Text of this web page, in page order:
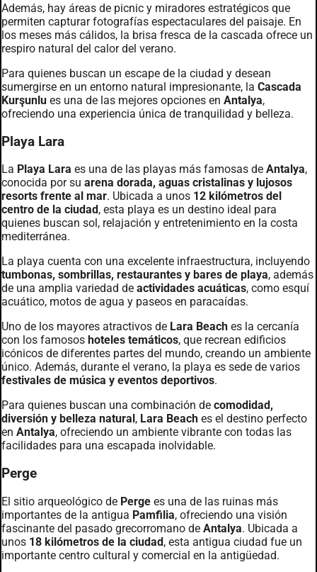
Además, hay áreas de picnic y miradores estratégicos que
permiten capturar fotografías espectaculares del paisaje. En
los meses más cálidos, la brisa fresca de la cascada ofrece un
respiro natural del calor del verano.
Para quienes buscan un escape de la ciudad y desean
sumergirse en un entorno natural impresionante, la Cascada
Kurşunlu es una de las mejores opciones en Antalya,
ofreciendo una experiencia única de tranquilidad y belleza.
Playa Lara
La Playa Lara es una de las playas más famosas de Antalya,
conocida por su arena dorada, aguas cristalinas y lujosos
resorts frente al mar. Ubicada a unos 12 kilómetros del
centro de la ciudad , esta playa es un destino ideal para
quienes buscan sol, relajación y entretenimiento en la costa
mediterránea.
La playa cuenta con una excelente infraestructura, incluyendo
tumbonas, sombrillas, restaurantes y bares de playa, además
de una amplia variedad de actividades acuáticas, como esquí
acuático, motos de agua y paseos en paracaídas.
Uno de los mayores atractivos de Lara Beach es la cercanía
con los famosos hoteles temáticos, que recrean edificios
icónicos de diferentes partes del mundo, creando un ambiente
único. Además, durante el verano, la playa es sede de varios
festivales de música y eventos deportivos.
Para quienes buscan una combinación de comodidad,
diversión y belleza natural , Lara Beach es el destino perfecto
en Antalya, ofreciendo un ambiente vibrante con todas las
facilidades para una escapada inolvidable.
Perge
El sitio arqueológico de Perge es una de las ruinas más
importantes de la antigua Pamfilia, ofreciendo una visión
fascinante del pasado grecorromano de Antalya. Ubicada a
unos 18 kilómetros de la ciudad, esta antigua ciudad fue un
importante centro cultural y comercial en la antigüedad.